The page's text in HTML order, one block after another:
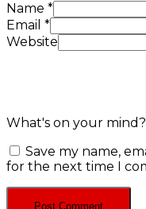
Name *
Email *
Website
What's on your mind?
Save my name,
for the next time I